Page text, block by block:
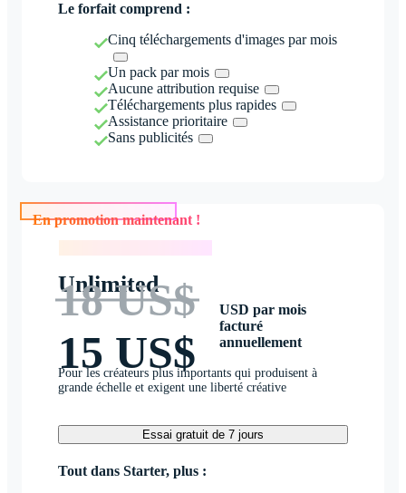
Le forfait comprend :
Cinq téléchargements d'images par mois
Un pack par mois
Aucune attribution requise
Téléchargements plus rapides
Assistance prioritaire
Sans publicités
En promotion maintenant !
Unlimited
18 US$
15 US$
USD par mois
facturé
annuellement
Pour les créateurs plus importants qui produisent à
grande échelle et exigent une liberté créative
Essai gratuit de 7 jours
Tout dans Starter, plus :